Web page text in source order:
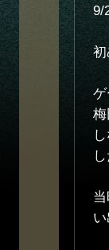
9/
い